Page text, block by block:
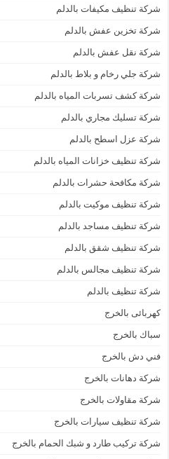
شركة تنظيف مكيفات بالدلم
شركة تخزين عفش بالدلم
شركة نقل عفش بالدلم
شركة جلي رخام و بلاط بالدلم
شركة كشف تسربات المياه بالدلم
شركة تسليك مجاري بالدلم
شركة عزل اسطح بالدلم
شركة تنظيف خزانات المياه بالدلم
شركة مكافحة حشرات بالدلم
شركة تنظيف موكيت بالدلم
شركة تنظيف مساجد بالدلم
شركة تنظيف شقق بالدلم
شركة تنظيف مجالس بالدلم
شركة تنظيف بالدلم
كهربائى بالخرج
سباك بالخرج
فني دش بالخرج
شركة دهانات بالخرج
شركة مقاولات بالخرج
شركة تنظيف سيارات بالخرج
شركة تركيب طارد و شبك الحمام بالخرج